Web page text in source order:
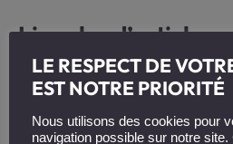
Lire plus d’articles
LE RESPECT DE
EST NOTRE PRIORITÉ
Nous utilisons des cookies pour
navigation possible sur notre